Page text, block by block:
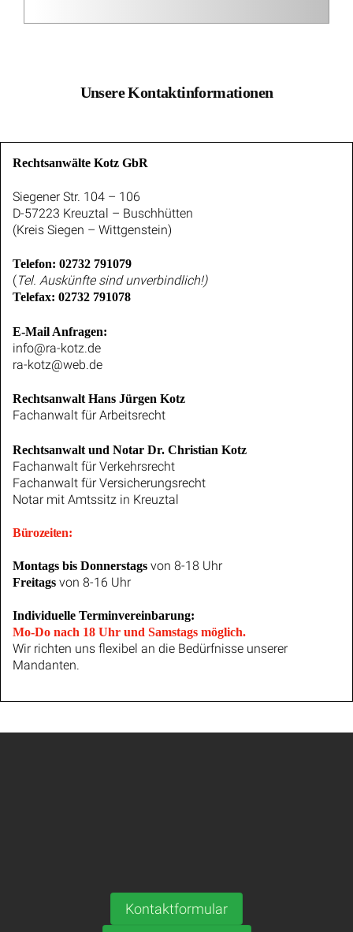
Unsere Kontaktinformationen
Rechtsanwälte Kotz GbR
Siegener Str. 104 – 106
D-57223 Kreuztal – Buschhütten
(Kreis Siegen – Wittgenstein)
Telefon: 02732 791079
(Tel. Auskünfte sind unverbindlich!)
Telefax: 02732 791078
E-Mail Anfragen:
info@ra-kotz.de
ra-kotz@web.de
Rechtsanwalt Hans Jürgen Kotz
Fachanwalt für Arbeitsrecht
Rechtsanwalt und Notar Dr. Christian Kotz
Fachanwalt für Verkehrsrecht
Fachanwalt für Versicherungsrecht
Notar mit Amtssitz in Kreuztal
Bürozeiten:
Montags bis Donnerstags von 8-18 Uhr
Freitags von 8-16 Uhr
Individuelle Terminvereinbarung:
Mo-Do nach 18 Uhr und Samstags möglich.
Wir richten uns flexibel an die Bedürfnisse unserer
Mandanten.
Kontaktformular